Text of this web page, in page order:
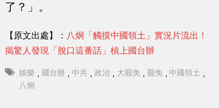
了？」。
【原文出處】： 八炯「觸摸中國領土」實況片流出！
揭驚人發現「脫口這番話」槓上國台辦
娛樂 , 國台辦 , 中共 , 政治 , 大罷免 , 罷免 , 中國領土 ,
八炯